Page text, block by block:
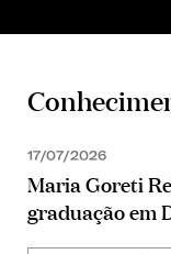
17/07/2026
Maria Goreti
graduação em